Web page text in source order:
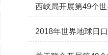
西峡局开展第49个
2018年世界地球日